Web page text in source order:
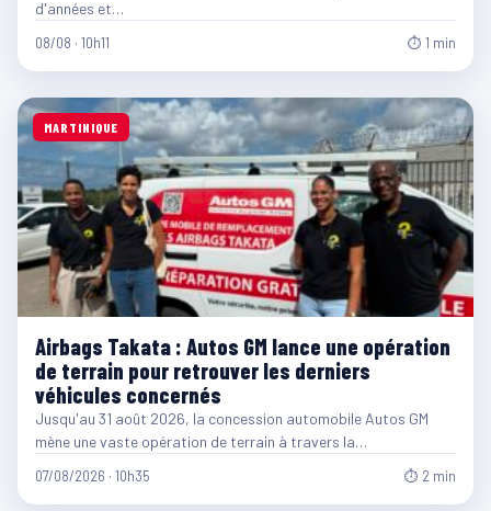
d'années et…
08/08 · 10h11 ⏱ 1 min
MARTINIQUE
Airbags Takata : Autos GM lance une opération
de terrain pour retrouver les derniers
véhicules concernés
Jusqu'au 31 août 2026, la concession automobile Autos GM
mène une vaste opération de terrain à travers la…
07/08/2026 · 10h35 ⏱ 2 min